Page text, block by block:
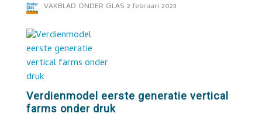
VAKBLAD ONDER GLAS 2 februari 2023
Verdienmodel eerste generatie vertical
farms onder druk